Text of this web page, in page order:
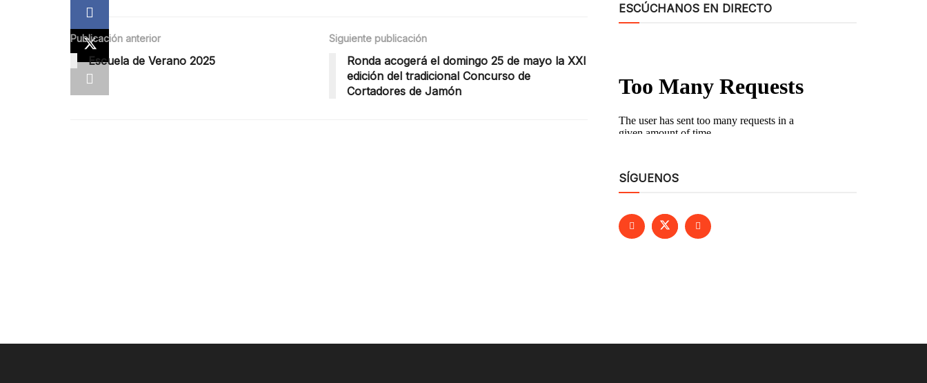
Publicación anterior
Escuela de Verano 2025
Siguiente publicación
Ronda acogerá el domingo 25 de mayo la XXI
edición del tradicional Concurso de
Cortadores de Jamón
ESCÚCHANOS EN DIRECTO
SÍGUENOS